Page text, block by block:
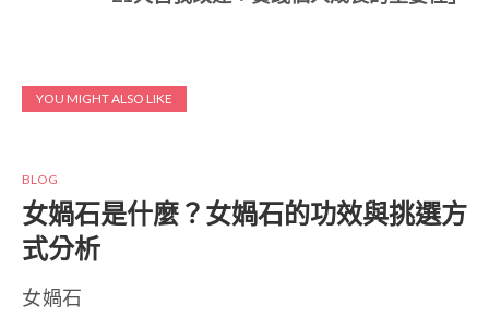
YOU MIGHT ALSO LIKE
BLOG
女媧石是什麼？女媧石的功效與挑選方
式分析
女媧石